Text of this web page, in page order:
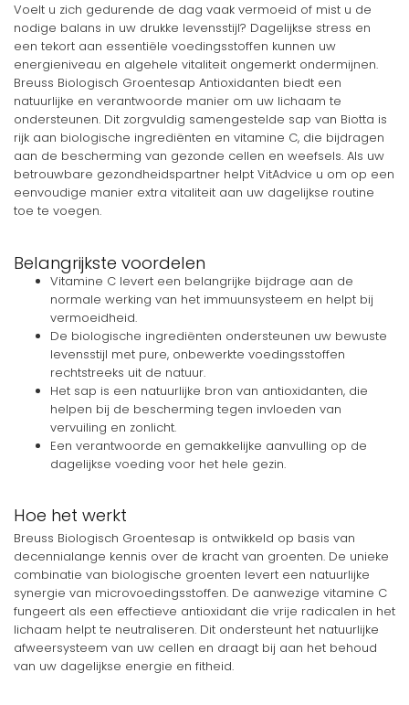
Voelt u zich gedurende de dag vaak vermoeid of mist u de
nodige balans in uw drukke levensstijl? Dagelijkse stress en
een tekort aan essentiële voedingsstoffen kunnen uw
energieniveau en algehele vitaliteit ongemerkt ondermijnen.
Breuss Biologisch Groentesap Antioxidanten biedt een
natuurlijke en verantwoorde manier om uw lichaam te
ondersteunen. Dit zorgvuldig samengestelde sap van Biotta is
rijk aan biologische ingrediënten en vitamine C, die bijdragen
aan de bescherming van gezonde cellen en weefsels. Als uw
betrouwbare gezondheidspartner helpt VitAdvice u om op een
eenvoudige manier extra vitaliteit aan uw dagelijkse routine
toe te voegen.
Belangrijkste voordelen
Vitamine C levert een belangrijke bijdrage aan de
normale werking van het immuunsysteem en helpt bij
vermoeidheid.
De biologische ingrediënten ondersteunen uw bewuste
levensstijl met pure, onbewerkte voedingsstoffen
rechtstreeks uit de natuur.
Het sap is een natuurlijke bron van antioxidanten, die
helpen bij de bescherming tegen invloeden van
vervuiling en zonlicht.
Een verantwoorde en gemakkelijke aanvulling op de
dagelijkse voeding voor het hele gezin.
Hoe het werkt
Breuss Biologisch Groentesap is ontwikkeld op basis van
decennialange kennis over de kracht van groenten. De unieke
combinatie van biologische groenten levert een natuurlijke
synergie van microvoedingsstoffen. De aanwezige vitamine C
fungeert als een effectieve antioxidant die vrije radicalen in het
lichaam helpt te neutraliseren. Dit ondersteunt het natuurlijke
afweersysteem van uw cellen en draagt bij aan het behoud
van uw dagelijkse energie en fitheid.